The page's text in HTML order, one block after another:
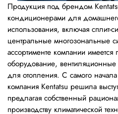
Продукция под брендом
кондиционерами для
использования, включая сплит-
центральные многозональные
ассортименте компании
оборудование,
для отопления. С самого
компания Kentatsu решила
предлагая собственный
производству климатической